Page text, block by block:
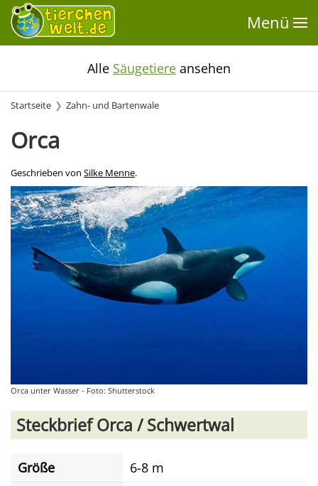
Menü
Alle Säugetiere ansehen
Startseite Zahn- und Bartenwale
Orca
Geschrieben von Silke Menne.
Orca unter Wasser - Foto: Shutterstock
Steckbrief Orca / Schwertwal
Größe
6-8 m